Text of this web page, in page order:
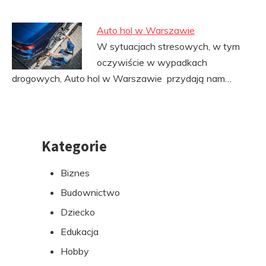
Auto hol w Warszawie
W sytuacjach stresowych, w tym
oczywiście w wypadkach
drogowych, Auto hol w Warszawie przydają nam…
PrzejdźKategorie
Biznes
Budownictwo
Dziecko
Edukacja
Hobby